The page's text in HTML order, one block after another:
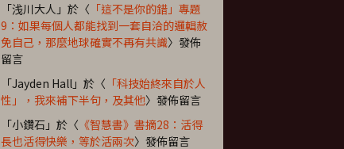
「浅川大人 」於〈 「這不是你的錯」專題
9：如果每個人都能找到一套自洽的邏輯赦
免自己，那麼地球確實不再有共識〉發佈
留言
「Jayden Hall 」於〈 「科技始終來自於人
性」，我來補下半句，及其他〉發佈留言
「小鑽石 」於〈 《智慧書》書摘28：活得
長也活得快樂，等於活兩次〉發佈留言